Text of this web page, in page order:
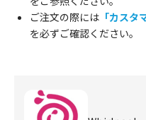
ご注文の際には 「カスタ
を必ずご確認ください。